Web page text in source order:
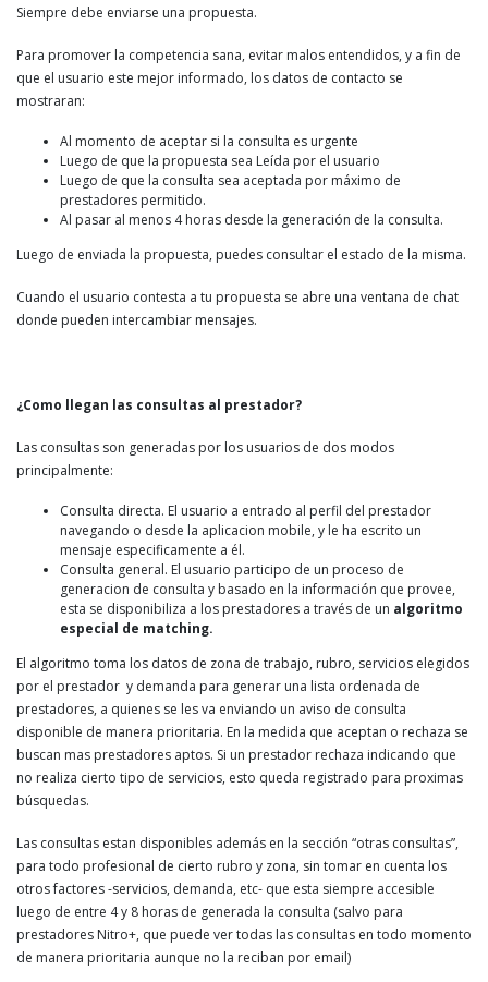
Siempre debe enviarse una propuesta.
Para promover la competencia sana, evitar malos entendidos, y a fin de
que el usuario este mejor informado, los datos de contacto se
mostraran:
Al momento de aceptar si la consulta es urgente
Luego de que la propuesta sea Leída por el usuario
Luego de que la consulta sea aceptada por máximo de
prestadores permitido.
Al pasar al menos 4 horas desde la generación de la consulta.
Luego de enviada la propuesta, puedes consultar el estado de la misma.
Cuando el usuario contesta a tu propuesta se abre una ventana de chat
donde pueden intercambiar mensajes.
¿Como llegan las consultas al prestador?
Las consultas son generadas por los usuarios de dos modos
principalmente:
Consulta directa. El usuario a entrado al perfil del prestador
navegando o desde la aplicacion mobile, y le ha escrito un
mensaje especificamente a él.
Consulta general. El usuario participo de un proceso de
generacion de consulta y basado en la información que provee,
esta se disponibiliza a los prestadores a través de un algoritmo
especial de matching.
El algoritmo toma los datos de zona de trabajo, rubro, servicios elegidos
por el prestador y demanda para generar una lista ordenada de
prestadores, a quienes se les va enviando un aviso de consulta
disponible de manera prioritaria. En la medida que aceptan o rechaza se
buscan mas prestadores aptos. Si un prestador rechaza indicando que
no realiza cierto tipo de servicios, esto queda registrado para proximas
búsquedas.
Las consultas estan disponibles además en la sección “otras consultas”,
para todo profesional de cierto rubro y zona, sin tomar en cuenta los
otros factores -servicios, demanda, etc- que esta siempre accesible
luego de entre 4 y 8 horas de generada la consulta (salvo para
prestadores Nitro+, que puede ver todas las consultas en todo momento
de manera prioritaria aunque no la reciban por email)